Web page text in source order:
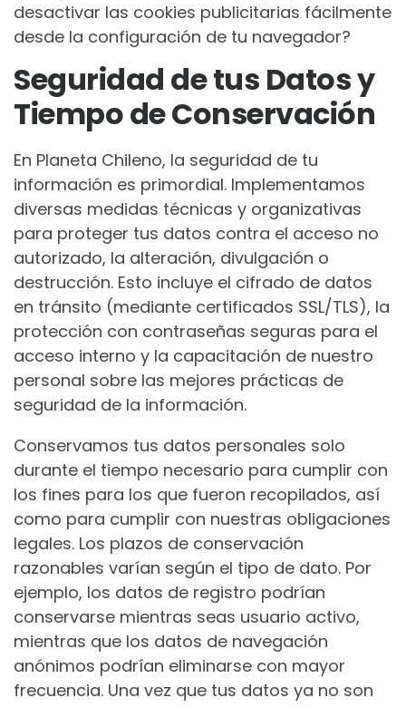
desactivar las cookies publicitarias fácilmente
desde la configuración de tu navegador?
Seguridad de tus Datos y
Tiempo de Conservación
En Planeta Chileno, la seguridad de tu
información es primordial. Implementamos
diversas medidas técnicas y organizativas
para proteger tus datos contra el acceso no
autorizado, la alteración, divulgación o
destrucción. Esto incluye el cifrado de datos
en tránsito (mediante certificados SSL/TLS), la
protección con contraseñas seguras para el
acceso interno y la capacitación de nuestro
personal sobre las mejores prácticas de
seguridad de la información.
Conservamos tus datos personales solo
durante el tiempo necesario para cumplir con
los fines para los que fueron recopilados, así
como para cumplir con nuestras obligaciones
legales. Los plazos de conservación
razonables varían según el tipo de dato. Por
ejemplo, los datos de registro podrían
conservarse mientras seas usuario activo,
mientras que los datos de navegación
anónimos podrían eliminarse con mayor
frecuencia. Una vez que tus datos ya no son